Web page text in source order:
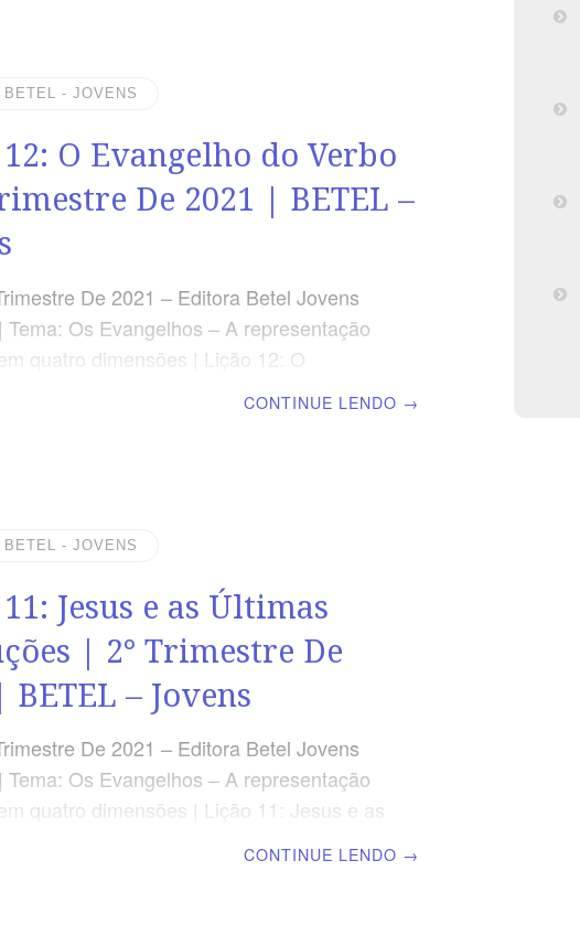
para que todo aquele que nele crê não
Os
BETEL - JOVENS
O Evangelho do Verbo
De 2021 | BETEL –
De 2021 – Editora Betel Jovens
Tema: Os Evangelhos – A representação
quatro dimensões | Lição 12: O
do Pai, cheio de graça e verdade”. Jo
a Divindade de
CONTINUE LENDO →
BETEL - JOVENS
Jesus e as Últimas
| 2° Trimestre De
BETEL – Jovens
De 2021 – Editora Betel Jovens
Tema: Os Evangelhos – A representação
quatro dimensões | Lição 11: Jesus e as
CONTINUE LENDO →